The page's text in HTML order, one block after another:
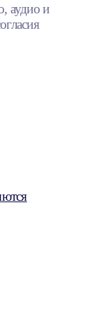
аудио и